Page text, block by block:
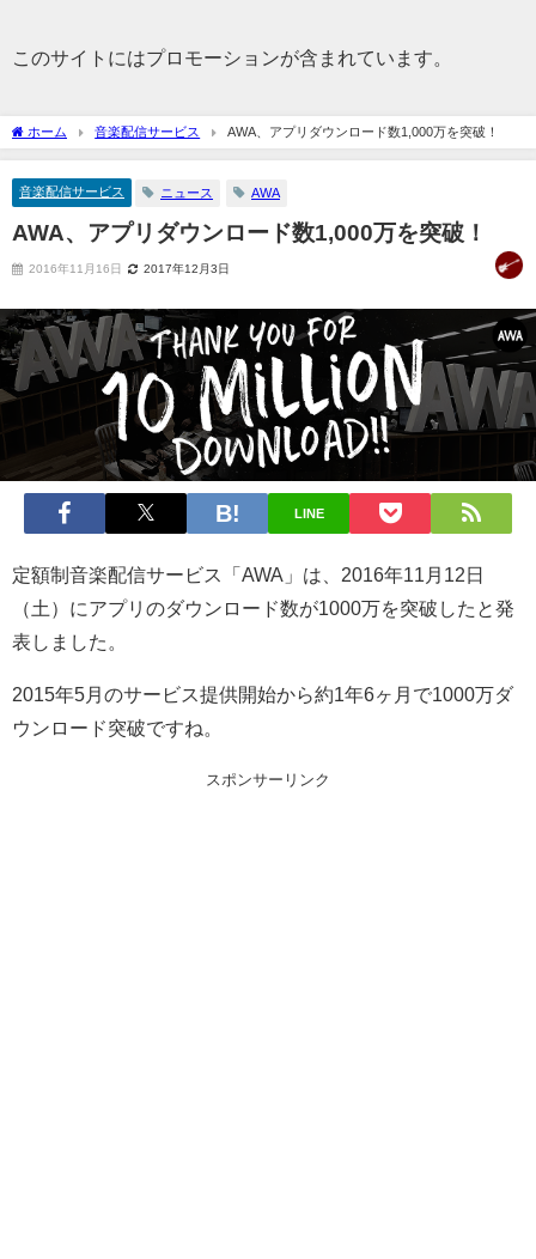
このサイトにはプロモーションが含まれています。
ホーム 音楽配信サービス AWA、アプリダウンロード数1,000万を突破！
音楽配信サービス ニュース AWA
AWA、アプリダウンロード数1,000万を突破！
2016年11月16日 2017年12月3日
LINE
定額制音楽配信サービス「AWA」は、2016年11月12日
（土）にアプリのダウンロード数が1000万を突破したと発
表しました。
2015年5月のサービス提供開始から約1年6ヶ月で1000万ダ
ウンロード突破ですね。
スポンサーリンク